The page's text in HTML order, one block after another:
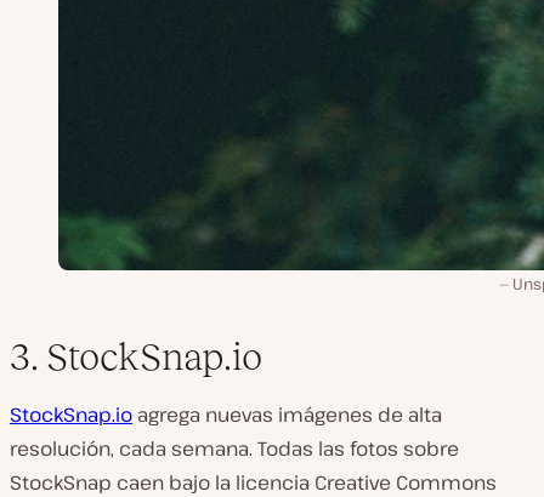
3. StockSnap.io
StockSnap.io agrega nuevas imágenes de alta
resolución, cada semana. Todas las fotos sobre
StockSnap caen bajo la licencia Creative Commons